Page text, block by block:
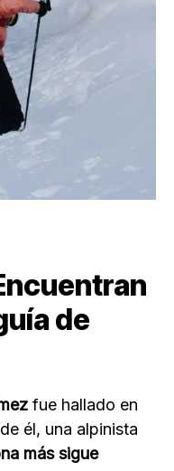
de
fue hallado en
él, una alpinista
más sigue